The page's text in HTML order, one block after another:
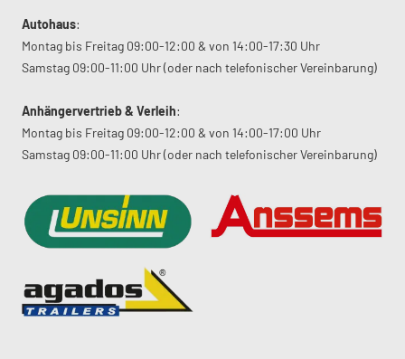
Autohaus:
Montag bis Freitag 09:00-12:00 & von 14:00-17:30 Uhr
Samstag 09:00-11:00 Uhr (oder nach telefonischer Vereinbarung)
Anhängervertrieb & Verleih:
Montag bis Freitag 09:00-12:00 & von 14:00-17:00 Uhr
Samstag 09:00-11:00 Uhr (oder nach telefonischer Vereinbarung)